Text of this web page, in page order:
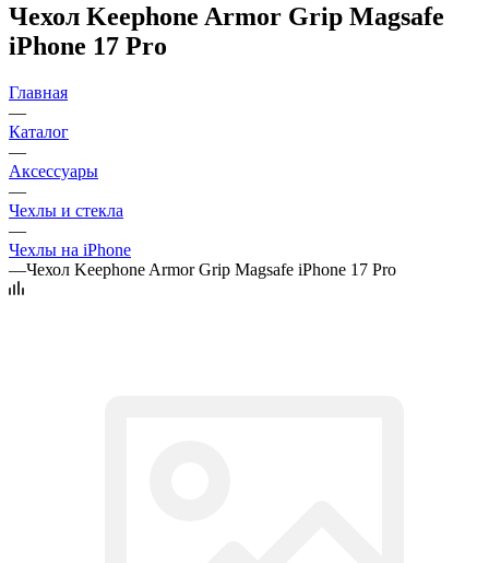
Чехол Keephone Armor Grip Magsafe
iPhone 17 Pro
Главная
—
Каталог
—
Аксессуары
—
Чехлы и стекла
—
Чехлы на iPhone
—Чехол Keephone Armor Grip Magsafe iPhone 17 Pro